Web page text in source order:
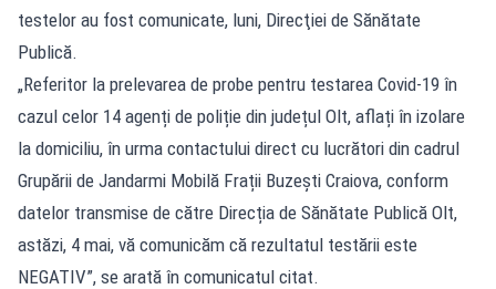
testelor au fost comunicate, luni, Direcţiei de Sănătate
Publică.
„Referitor la prelevarea de probe pentru testarea Covid-19 în
cazul celor 14 agenți de poliție din județul Olt, aflați în izolare
la domiciliu, în urma contactului direct cu lucrători din cadrul
Grupării de Jandarmi Mobilă Frații Buzești Craiova, conform
datelor transmise de către Direcția de Sănătate Publică Olt,
astăzi, 4 mai, vă comunicăm că rezultatul testării este
NEGATIV”, se arată în comunicatul citat.